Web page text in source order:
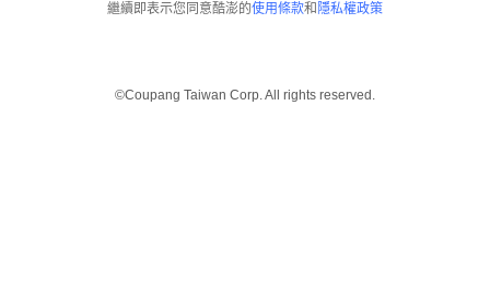
繼續即表示您同意酷澎的使用條款和 隱私權政策
©Coupang Taiwan Corp. All rights reserved.